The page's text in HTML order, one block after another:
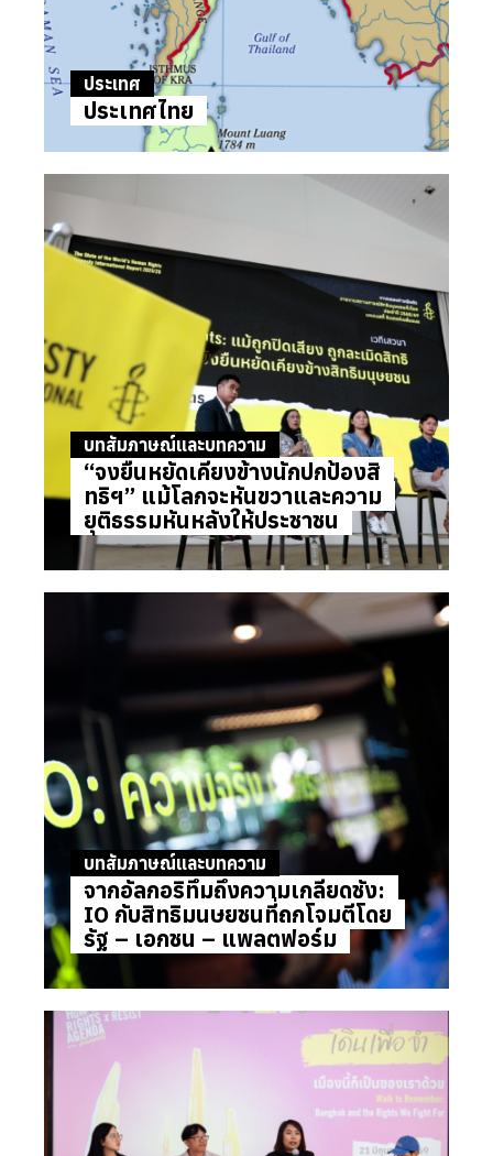
ประเทศ
ประเทศไทย
บทสัมภาษณ์และบทความ
“จงยืนหยัดเคียงข้างนักปกป้องสิ
ทธิฯ” แม้โลกจะหันขวาและความ
ยุติธรรมหันหลังให้ประชาชน
บทสัมภาษณ์และบทความ
จากอัลกอริทึมถึงความเกลียดชัง:
IO กับสิทธิมนุษยชนที่ถูกโจมตีโดย
รัฐ – เอกชน – แพลตฟอร์ม